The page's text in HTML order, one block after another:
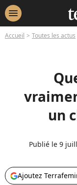
menu
Accueil Toutes les actus
un
Publié le 9
Ajoutez